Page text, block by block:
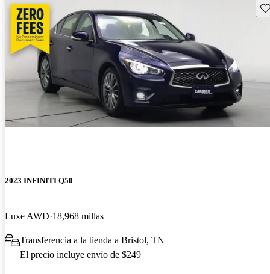
2023 INFINITI Q50
Luxe AWD 18,968 millas
Transferencia a la tienda a Bristol, TN
El precio incluye envío de $249